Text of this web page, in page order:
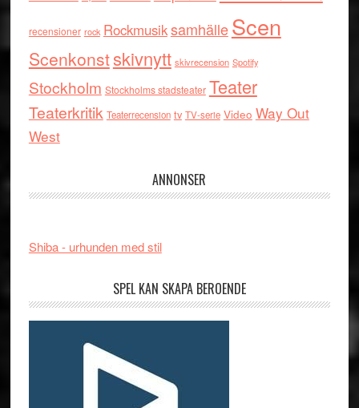
recensioner rock RockmusiksamhälleScen
Scenkonstskivnytt skivrecension Spotify
Stockholm Stockholms stadsteater Teater
Teaterkritik Teaterrecension tv TV-serie Video Way Out
West
ANNONSER
Shiba - urhunden med stil
SPEL KAN SKAPA BEROENDE